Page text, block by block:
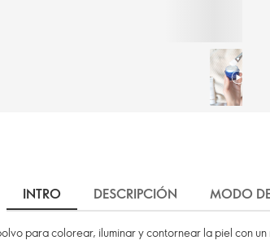
INTRO DESCRIPCIÓN MODO
para colorear, iluminar y contornear la piel con